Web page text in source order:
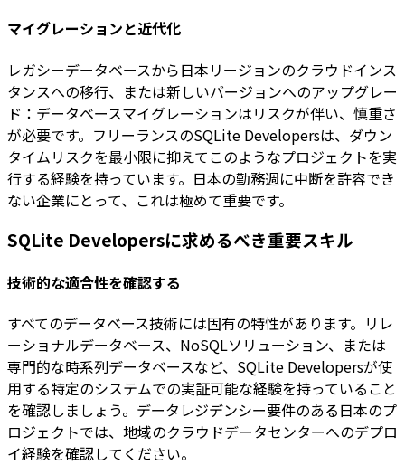
マイグレーションと近代化
レガシーデータベースから日本リージョンのクラウドインス
タンスへの移行、または新しいバージョンへのアップグレー
ド：データベースマイグレーションはリスクが伴い、慎重さ
が必要です。フリーランスのSQLite Developersは、ダウン
タイムリスクを最小限に抑えてこのようなプロジェクトを実
行する経験を持っています。日本の勤務週に中断を許容でき
ない企業にとって、これは極めて重要です。
SQLite Developersに求めるべき重要スキル
技術的な適合性を確認する
すべてのデータベース技術には固有の特性があります。リレ
ーショナルデータベース、NoSQLソリューション、または
専門的な時系列データベースなど、SQLite Developersが使
用する特定のシステムでの実証可能な経験を持っていること
を確認しましょう。データレジデンシー要件のある日本のプ
ロジェクトでは、地域のクラウドデータセンターへのデプロ
イ経験を確認してください。